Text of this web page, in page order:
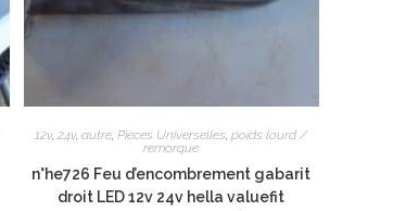
12v,24v,autre,Pièces Universelles,poids lourd /
remorque
n°he726 Feu d’encombrement gabarit
droit LED 12v 24v hella valuefit